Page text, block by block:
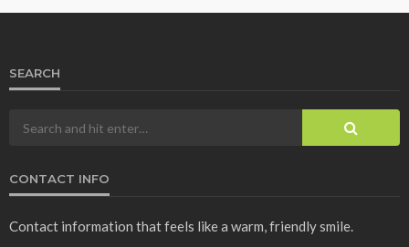
SEARCH
CONTACT INFO
Contact information that feels like a warm, friendly smile.